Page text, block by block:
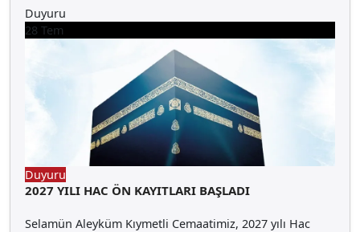
Duyuru
28 Tem
Duyuru
2027 YILI HAC ÖN KAYITLARI BAŞLADI
Selamün Aleyküm Kıymetli Cemaatimiz, 2027 yılı Hac